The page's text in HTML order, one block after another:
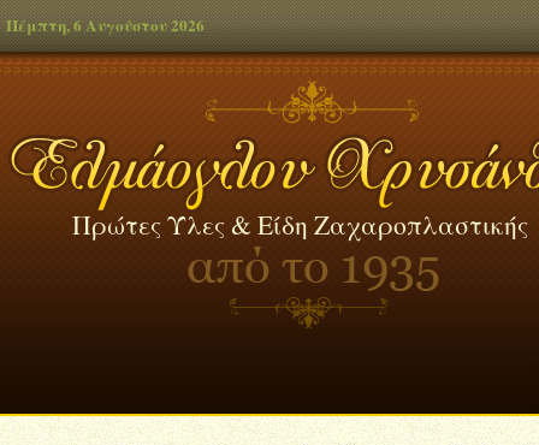
Πέμπτη, 6 Αυγούστου 2026
Πρώτες Ύλες & Είδη Ζαχαροπλαστικής